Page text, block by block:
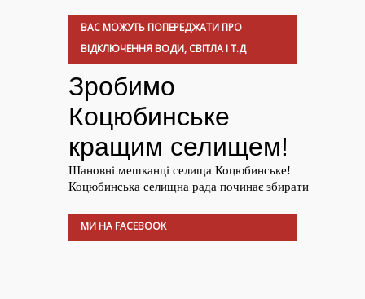
ВАС МОЖУТЬ ПОПЕРЕДЖАТИ ПРО
ВІДКЛЮЧЕННЯ ВОДИ, СВІТЛА І Т.Д
МИ НА FACEBOOK